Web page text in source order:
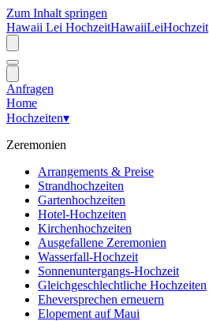
Zum Inhalt springen
Hawaii Lei HochzeitHawaiiLeiHochzeit
Anfragen
Home
Hochzeiten▾
Zeremonien
Arrangements & Preise
Strandhochzeiten
Gartenhochzeiten
Hotel-Hochzeiten
Kirchenhochzeiten
Ausgefallene Zeremonien
Wasserfall-Hochzeit
Sonnenuntergangs-Hochzeit
Gleichgeschlechtliche Hochzeiten
Eheversprechen erneuern
Elopement auf Maui